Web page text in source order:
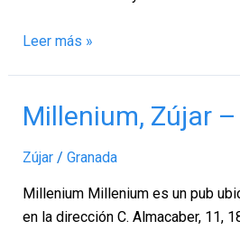
Leer más »
Millenium, Zújar
Zújar/ Granada
Millenium Millenium es un pub
en la dirección C. Almacaber, 11,
Millenium,
–